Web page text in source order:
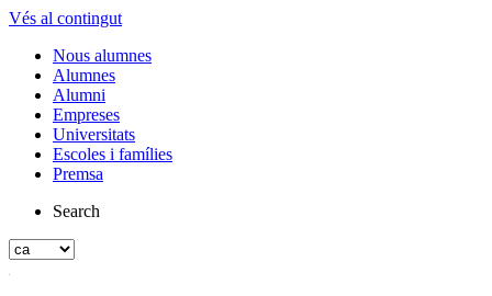
Vés al contingut
Nous alumnes
Alumnes
Alumni
Empreses
Universitats
Escoles i famílies
Premsa
Search